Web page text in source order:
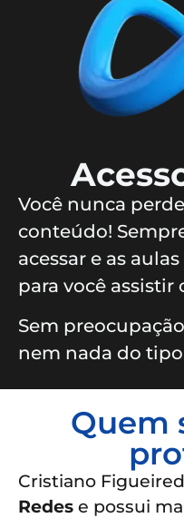
Você nunca
conteúdo!
acessar e as
para você assistir
Sem
nem nada do
Quem
Cristiano
Redes e possui